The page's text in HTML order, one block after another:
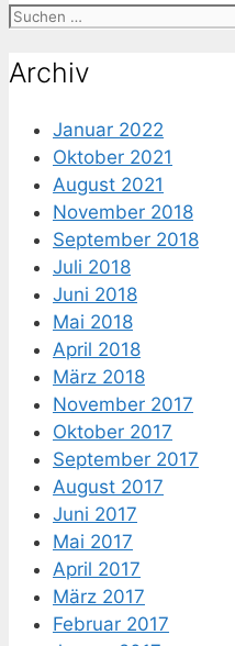
Suche
Archiv
Januar 2022
Oktober 2021
August 2021
November 2018
September 2018
Juli 2018
Juni 2018
Mai 2018
April 2018
März 2018
November 2017
Oktober 2017
September 2017
August 2017
Juni 2017
Mai 2017
April 2017
März 2017
Februar 2017